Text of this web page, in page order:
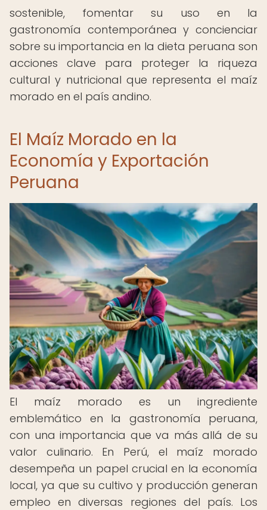
sostenible, fomentar su uso en la
gastronomía contemporánea y concienciar
sobre su importancia en la dieta peruana son
acciones clave para proteger la riqueza
cultural y nutricional que representa el maíz
morado en el país andino.
El Maíz Morado en la
Economía y Exportación
Peruana
El maíz morado es un ingrediente
emblemático en la gastronomía peruana,
con una importancia que va más allá de su
valor culinario. En Perú, el maíz morado
desempeña un papel crucial en la economía
local, ya que su cultivo y producción generan
empleo en diversas regiones del país. Los